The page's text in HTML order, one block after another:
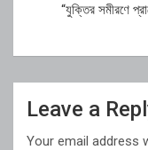
“যুক্তির সমীরণে
Leave a
Your email address